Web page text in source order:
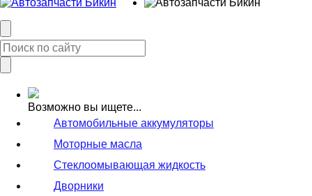
Возможно вы ищете...
Автомобильные аккумуляторы
Моторные масла
Стеклоомывающая жидкость
Дворники